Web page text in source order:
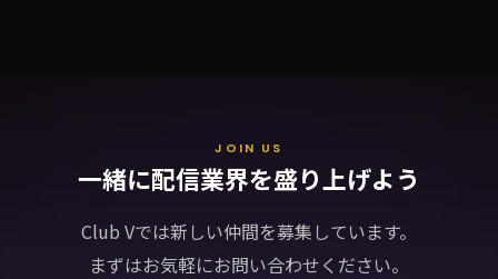
JOIN US
一緒に配信業界を盛り上げよう
Club Vでは新しい仲間を募集しています。
まずはお気軽にお問い合わせください。